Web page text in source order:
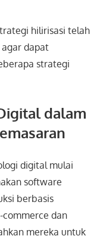
hilirisasi telah
dapat
strategi
dalam
digital mulai
software
berbasis
dan
mereka untuk